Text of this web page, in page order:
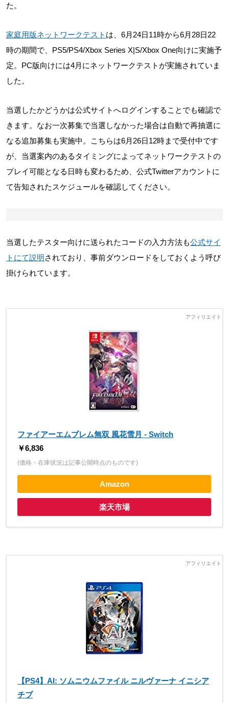
た。
家庭用版ネットワークテスト は、6月24日11時から6月28日22
時の期間で、PS5/PS4/Xbox Series X|S/Xbox One向けに実施予
定。PC版向けには4月にネットワークテストが実施されていま
した。
当選したかどうかは公式サイトへログインすることでも確認で
きます。なお一次募集で当選しなかった場合は自動で再抽選に
なる追加募集も実施中。こちらは6月26日12時まで受付中です
が、当選案内のあるタイミングによってネットワークテストの
プレイ可能となる日時も変わるため、公式Twitterアカウントに
て告知されたスケジュールを確認してください。
当選したテスター向けに送られたコードの入力方法も公式サイ
トにて説明されており、事前ダウンロードをしておくよう呼び
掛けられています。
ファイアーエムブレム無双 風花雪月 - Switch
￥6,836
(価格・在庫状況は記事公開時点のものです)
Amazon
楽天市場
【PS4】AI: ソムニウムファイル ニルヴァーナ イニシア
チブ